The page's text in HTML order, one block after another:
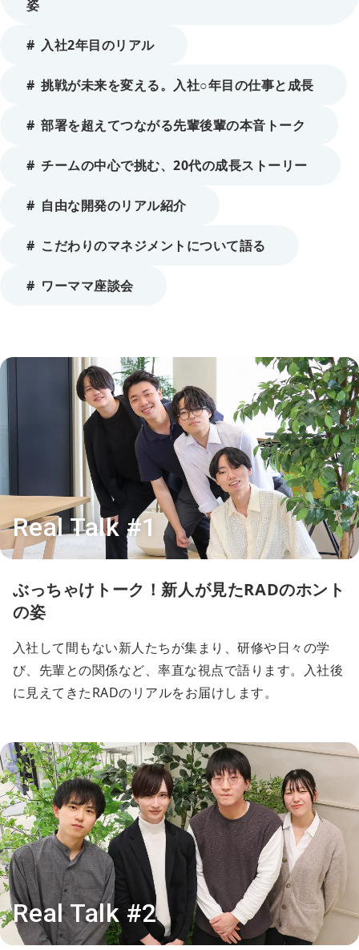
姿
入社2年目のリアル
挑戦が未来を変える。入社○年目の仕事と成長
部署を超えてつながる先輩後輩の本音トーク
チームの中心で挑む、20代の成長ストーリー
自由な開発のリアル紹介
こだわりのマネジメントについて語る
ワーママ座談会
Real Talk #1
ぶっちゃけトーク！新人が見たRADのホント
の姿
入社して間もない新人たちが集まり、研修や日々の学
び、先輩との関係など、率直な視点で語ります。入社後
に見えてきたRADのリアルをお届けします。
Real Talk #2